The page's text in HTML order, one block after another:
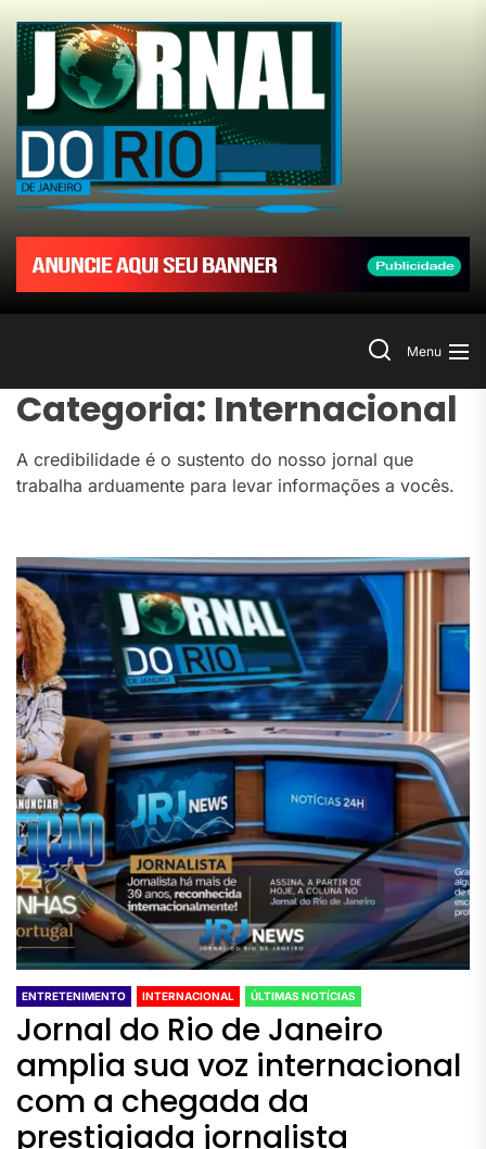
the
content
Jornal
do
Rio
de
SearchMenu
Categoria: Internacional
A credibilidade é o sustento do nosso jornal que
trabalha arduamente para levar informações a vocês.
ENTRETENIMENTO INTERNACIONAL ÚLTIMAS NOTÍCIAS
Jornal do Rio de Janeiro
amplia sua voz internacional
com a chegada da
prestigiada jornalista